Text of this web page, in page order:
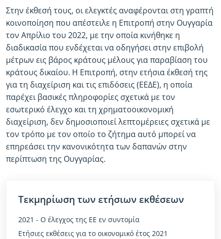
Στην έκθεσή τους, οι ελεγκτές αναφέρονται στη γραπτή
κοινοποίηση που απέστειλε η Επιτροπή στην Ουγγαρία
τον Απρίλιο του 2022, με την οποία κινήθηκε η
διαδικασία που ενδέχεται να οδηγήσει στην επιβολή
μέτρων εις βάρος κράτους μέλους για παραβίαση του
κράτους δικαίου. Η Επιτροπή, στην ετήσια έκθεσή της
για τη διαχείριση και τις επιδόσεις (ΕΕΔΕ), η οποία
παρέχει βασικές πληροφορίες σχετικά με τον
εσωτερικό έλεγχο και τη χρηματοοικονομική
διαχείριση, δεν δημοσιοποιεί λεπτομέρειες σχετικά με
τον τρόπο με τον οποίο το ζήτημα αυτό μπορεί να
επηρεάσει την κανονικότητα των δαπανών στην
περίπτωση της Ουγγαρίας.
Τεκμηρίωση των ετήσιων εκθέσεων
2021 - Ο έλεγχος της ΕΕ εν συντομία
Ετήσιες εκθέσεις για το οικονομικό έτος 2021